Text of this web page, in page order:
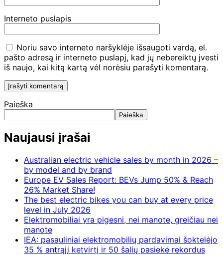
Interneto puslapis
Noriu savo interneto naršyklėje išsaugoti vardą, el.
pašto adresą ir interneto puslapį, kad jų nebereiktų įvesti
iš naujo, kai kitą kartą vėl norėsiu parašyti komentarą.
Paieška
Paieška
Naujausi įrašai
Australian electric vehicle sales by month in 2026 –
by model and by brand
Europe EV Sales Report: BEVs Jump 50% & Reach
26% Market Share!
The best electric bikes you can buy at every price
level in July 2026
Elektromobiliai yra pigesni, nei manote, greičiau nei
manote
IEA: pasauliniai elektromobilių pardavimai šoktelėjo
35 % antrąjį ketvirtį ir 50 šalių pasiekė rekordus